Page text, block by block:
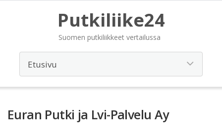
Putkiliike24
Suomen putkiliikkeet vertailussa
Euran Putki ja Lvi-Palvelu Ay